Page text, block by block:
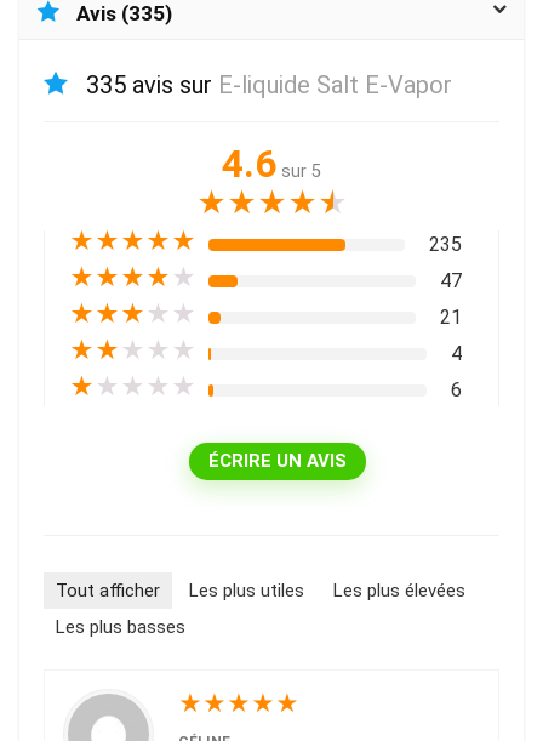
Avis (335)
335 avis sur E-liquide Salt E-Vapor
4.6 sur 5
★★★★★
★★★★★ 235
★★★★ ★ 47
★★★ ★ ★ 21
★★ ★ ★ ★ 4
★ ★ ★ ★ ★ 6
ÉCRIRE UN AVIS
Tout afficher Les plus utiles
Les plus élevées
Les plus basses
★★★★★